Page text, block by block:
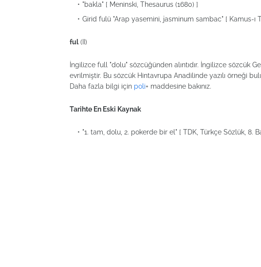
"bakla" [ Meninski, Thesaurus (1680) ]
Girid fulü "Arap yasemini, jasminum sambac" [ Kamus-ı
ful(II)
İngilizce full "dolu" sözcüğünden alıntıdır. İngilizce sözcük
evrilmiştir. Bu sözcük Hintavrupa Anadilinde yazılı örneği
Daha fazla bilgi için poli+ maddesine bakınız.
Tarihte En Eski Kaynak
"1. tam, dolu, 2. pokerde bir el" [ TDK, Türkçe Sözlük, 8.